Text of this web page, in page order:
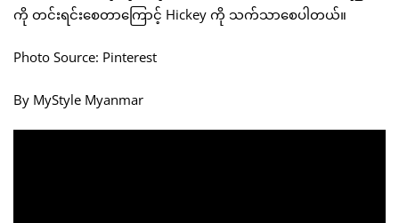
ကို တင်းရင်းစေတာကြောင့် Hickey ကို သက်သာစေပါတယ်။
Photo Source: Pinterest
By MyStyle Myanmar